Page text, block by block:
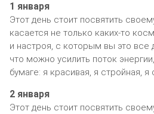
1 января
Этот день стоит посвятить
касается не только каких-то
и настроя, с которым вы это все
что можно усилить поток
бумаге: я красивая, я стройная, я
2 января
Этот день стоит посвятить